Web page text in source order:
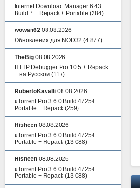
Internet Download Manager 6.43
Build 7 + Repack + Portable (284)
wowan62 08.08.2026
Обновления для NOD32 (4 877)
TheBig 08.08.2026
HTTP Debugger Pro 10.5 + Repack
+ на Русском (117)
RubertoKavalli 08.08.2026
uTorrent Pro 3.6.0 Build 47254 +
Portable + Repack (259)
Hisheen 08.08.2026
uTorrent Pro 3.6.0 Build 47254 +
Portable + Repack (13 088)
Hisheen 08.08.2026
uTorrent Pro 3.6.0 Build 47254 +
Portable + Repack (13 088)